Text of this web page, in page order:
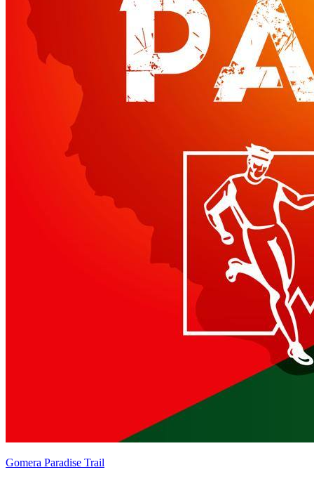
Gomera Paradise Trail